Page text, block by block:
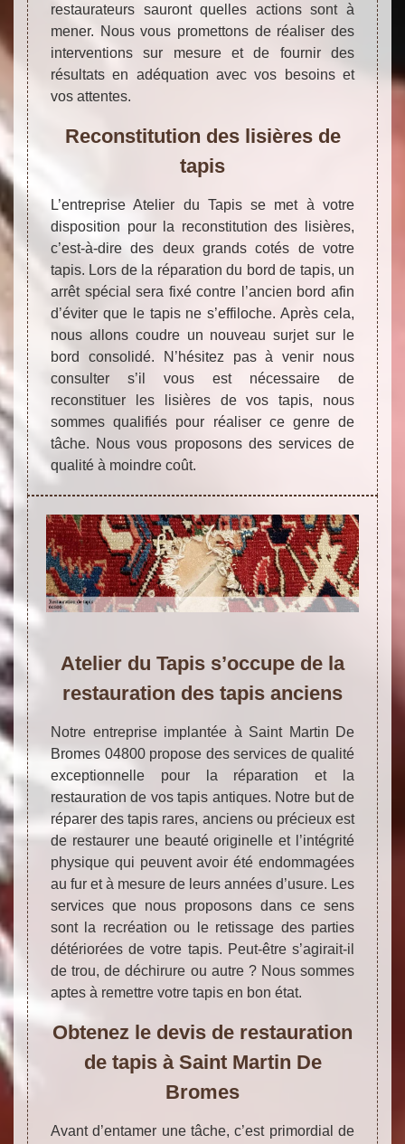
restaurateurs sauront quelles actions sont à
mener. Nous vous promettons de réaliser des
interventions sur mesure et de fournir des
résultats en adéquation avec vos besoins et
vos attentes.
Reconstitution des lisières de
tapis
L’entreprise Atelier du Tapis se met à votre
disposition pour la reconstitution des lisières,
c’est-à-dire des deux grands cotés de votre
tapis. Lors de la réparation du bord de tapis, un
arrêt spécial sera fixé contre l’ancien bord afin
d’éviter que le tapis ne s’effiloche. Après cela,
nous allons coudre un nouveau surjet sur le
bord consolidé. N’hésitez pas à venir nous
consulter s’il vous est nécessaire de
reconstituer les lisières de vos tapis, nous
sommes qualifiés pour réaliser ce genre de
tâche. Nous vous proposons des services de
qualité à moindre coût.
Atelier du Tapis s’occupe de la
restauration des tapis anciens
Notre entreprise implantée à Saint Martin De
Bromes 04800 propose des services de qualité
exceptionnelle pour la réparation et la
restauration de vos tapis antiques. Notre but de
réparer des tapis rares, anciens ou précieux est
de restaurer une beauté originelle et l’intégrité
physique qui peuvent avoir été endommagées
au fur et à mesure de leurs années d’usure. Les
services que nous proposons dans ce sens
sont la recréation ou le retissage des parties
détériorées de votre tapis. Peut-être s’agirait-il
de trou, de déchirure ou autre ? Nous sommes
aptes à remettre votre tapis en bon état.
Obtenez le devis de restauration
de tapis à Saint Martin De
Bromes
Avant d’entamer une tâche, c’est primordial de